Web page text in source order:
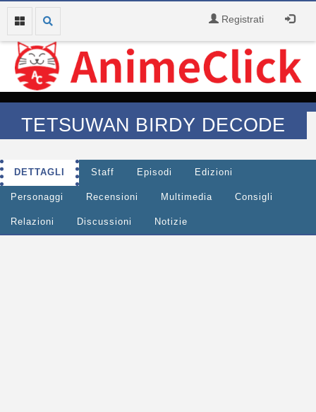
Registrati
TETSUWAN BIRDY DECODE
DETTAGLI Staff Episodi Edizioni
Personaggi Recensioni Multimedia Consigli
Relazioni Discussioni Notizie